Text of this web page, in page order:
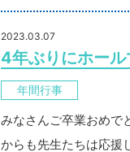
2023.03.07
4年ぶりにホー
年間行事
みなさんご卒業おめで
からも先生たちは応援